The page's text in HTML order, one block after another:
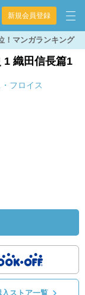
新規会員登録
！マンガランキング
1 織田信長篇1
フロイス
入ストア一覧